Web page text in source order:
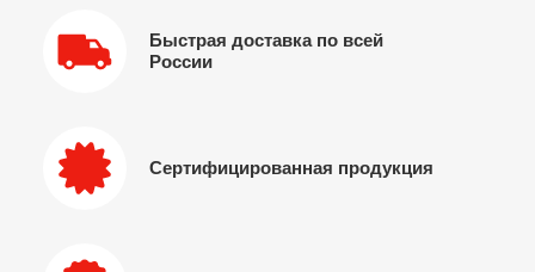
Быстрая доставка по всей
России
Сертифицированная продукция